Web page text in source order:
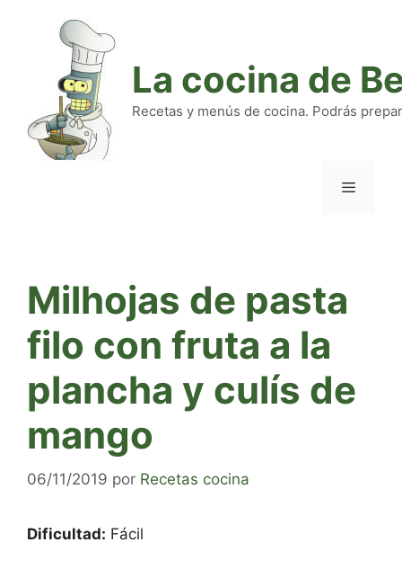
La cocina de
Recetas y menús de cocina. Podrás
Milhojas de pasta
filo con fruta a la
plancha y culís de
mango
06/11/2019 por Recetas cocina
Dificultad: Fácil